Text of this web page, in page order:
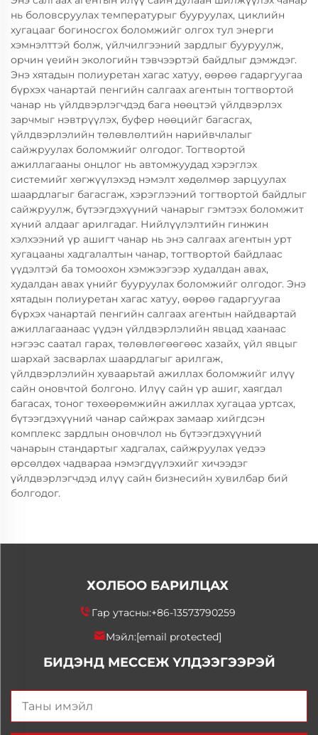
нь боловсруулах температурыг бууруулах, циклийн
хугацааг богиносгох боломжийг олгох тул энерги
хэмнэлттэй болж, үйлчилгээний зардлыг бууруулж,
орчин үеийн экологийн тэвчээртэй байдлыг дэмждэг.
Энэ хятадын полиуретан хагас хатуу, өөрөө гадаргуугаа
бүрхэх чанартай пенгийн салгаах агентын тогтвортой
чанар нь үйлдвэрлэгчдэд бага нөөцтэй үйлдвэрлэх
зарчмыг нэвтрүүлэх, буфер нөөцийг багасгах,
үйлдвэрлэлийн төлөвлөлтийн нарийвчлалыг
сайжруулах боломжийг олгодог. Тогтвортой
ажиллагааны онцлог нь автомжуудад хэрэглэх
системийг хөгжүүлэхэд нэмэлт хөдөлмөр зарцуулах
шаардлагыг багасгаж, хэрэглээний тогтвортой байдлыг
сайжруулж, бүтээгдэхүүний чанарыг гэмтээх боломжит
хүний алдааг арилгадаг. Нийлүүлэлтийн гинжин
хэлхээний үр ашигт чанар нь энэ салгаах агентын урт
хугацааны хадгалалтын чанар, тогтвортой байдлаас
үүдэлтэй ба томоохон хэмжээгээр худалдан авах,
худалдан авах үнийг бууруулах боломжийг олгодог. Энэ
хятадын полиуретан хагас хатуу, өөрөө гадаргуугаа
бүрхэх чанартай пенгийн салгаах агентын найдвартай
ажиллагаанаас үүдэн үйлдвэрлэлийн явцад хаанаас
нэгээс саатал гарах, төлөвлөгөөгөөс хазайх, үйл явцыг
шархай засварлах шаардлагыг арилгаж,
үйлдвэрлэлийн хуваарьтай ажиллах боломжийг илүү
сайн оновчтой болгоно. Илүү сайн үр ашиг, хаягдал
багасах, тоног төхөөрөмжийн ажиллах хугацаа уртсах,
бүтээгдэхүүний чанар сайжрах замаар хийгдсэн
комплекс зардлын оновчлол нь бүтээгдэхүүний
чанарын стандартыг хадгалах, сайжруулах үедээ
өрсөлдөх чадвараа нэмэгдүүлэхийг хичээдэг
үйлдвэрлэгчдэд илүү сайн бизнесийн хувилбар бий
болгодог.
ХОЛБОО БАРИЛЦАХ
Гар утасны:+86-13573790259
Мэйл:[email protected]
БИДЭНД МЕССЕЖ ҮЛДЭЭГЭЭРЭЙ